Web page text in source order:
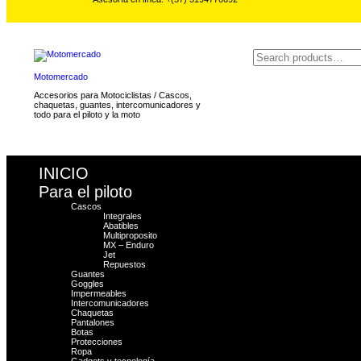
Motomercado
Accesorios para Motociclistas / Cascos,
chaquetas, guantes, intercomunicadores y
todo para el piloto y la moto
INICIO
Para el piloto
Cascos
Integrales
Abatibles
Multiproposito
MX – Enduro
Jet
Repuestos
Guantes
Goggles
Impermeables
Intercomunicadores
Chaquetas
Pantalones
Botas
Protecciones
Ropa